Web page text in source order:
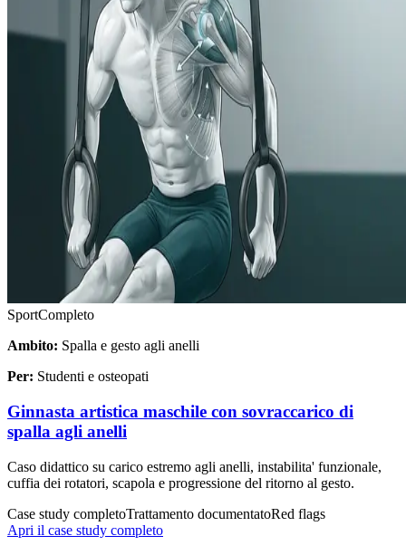
SportCompleto
Ambito: Spalla e gesto agli anelli
Per: Studenti e osteopati
Ginnasta artistica maschile con sovraccarico di
spalla agli anelli
Caso didattico su carico estremo agli anelli, instabilita' funzionale,
cuffia dei rotatori, scapola e progressione del ritorno al gesto.
Case study completoTrattamento documentatoRed flags
Apri il case study completo